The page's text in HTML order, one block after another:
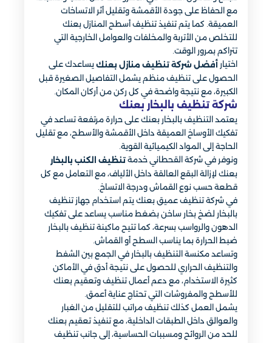
مع الحفاظ على جودة الأقمشة وتقليل أثر الاتساخات
العميقة. كما يتم تنفيذ تنظيف أسطح المنازل بعنك
للتخلص من الأتربة والمخلفات والعوامل الخارجية التي
تتراكم بمرور الوقت.
اختيار أفضل شركة تنظيف منازل بعنك يساعدك على
الحصول على تنظيف منظم يشمل التفاصيل الصغيرة قبل
الكبيرة، مع نتيجة واضحة في كل ركن من أركان المكان.
شركة تنظيف بالبخار بعنك​
يعتمد التنظيف بالبخار بعنك على حرارة مرتفعة تساعد في
تفكيك الأوساخ العميقة داخل الأقمشة والأسطح، مع تقليل
الحاجة إلى المواد الكيميائية القوية.
ونوفر في شركة القحطاني خدمة تنظيف الكنب بالبخار
بعنك لإزالة البقع العالقة داخل الألياف، مع التعامل مع كل
قطعة حسب نوع القماش ودرجة الاتساخ.
في شركة تنظيف عميق بعنك يتم استخدام جهاز تنظيف
بالبخار لضخ بخار ساخن بضغط مناسب يساعد على تفكيك
الدهون والرواسب بسرعة، كما تتيح ماكينة تنظيف بالبخار
ضبط الحرارة بما يناسب السطح أو القماش.
وتساعد مكنسة التنظيف بالبخار في الجمع بين الشفط
والتنظيف الحراري للحصول على نتيجة أدق في الأماكن
كثيرة الاستخدام، مع دعم أعمال تنظيف وتعقيم بعنك
للأسطح والمفروشات التي تحتاج عناية أعمق.
يشمل العمل كذلك تنظيف مراتب للتقليل من الغبار
والعوالق داخل الطبقات الداخلية، مع تنفيذ تعقيم بعنك
للحد من الروائح ومسببات الحساسية، إلى جانب تنظيف